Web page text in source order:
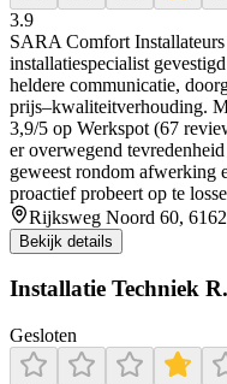
3.9
SARA Comfort
installatiespecialist
heldere communicatie,
prijs–kwaliteitverhouding.
3,9/5 op Werkspot (67
er overwegend
geweest rondom afwerking
proactief probeert op te
Rijksweg Noord 60,
Bekijk details
Installatie Techniek
Gesloten